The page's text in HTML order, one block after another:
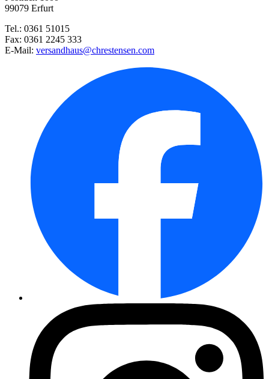
Knollenbegonie Gefüllte Mischu ...
Madonnenlilie
Orange-Schwarzer Tulpentraum
Schmuckkörbchen Vega-Mischung
Ranunkel Mischung
Dichter-Narzisse Actaea
99079 Erfurt
Tel.: 0361 51015
Fax: 0361 2245 333
E-Mail: versandhaus@chrestensen.com